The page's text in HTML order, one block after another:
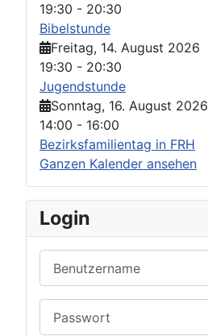
19:30 - 20:30
Bibelstunde
Freitag, 14. August 2026
19:30 - 20:30
Jugendstunde
Sonntag, 16. August 2026
14:00 - 16:00
Bezirksfamilientag in FRH
Ganzen Kalender ansehen
Login